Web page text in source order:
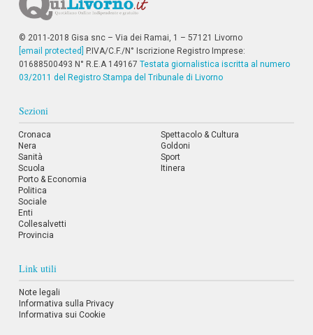
V
a
i
n
f
o
o
© 2011-2018 Gisa snc – Via dei Ramai, 1 – 57121 Livorno
[email protected]
P.IVA/C.F./N° Iscrizione Registro Imprese:
01688500493 N° R.E.A 149167 Testata giornalistica iscritta al numero
03/2011 del Registro Stampa del Tribunale di Livorno
Sezioni
Cronaca
Nera
Sanità
Scuola
Porto & Economia
Politica
Sociale
Enti
Collesalvetti
Provincia
Spettacolo & Cultura
Goldoni
Sport
Itinera
Link utili
Note legali
Informativa sulla Privacy
Informativa sui Cookie